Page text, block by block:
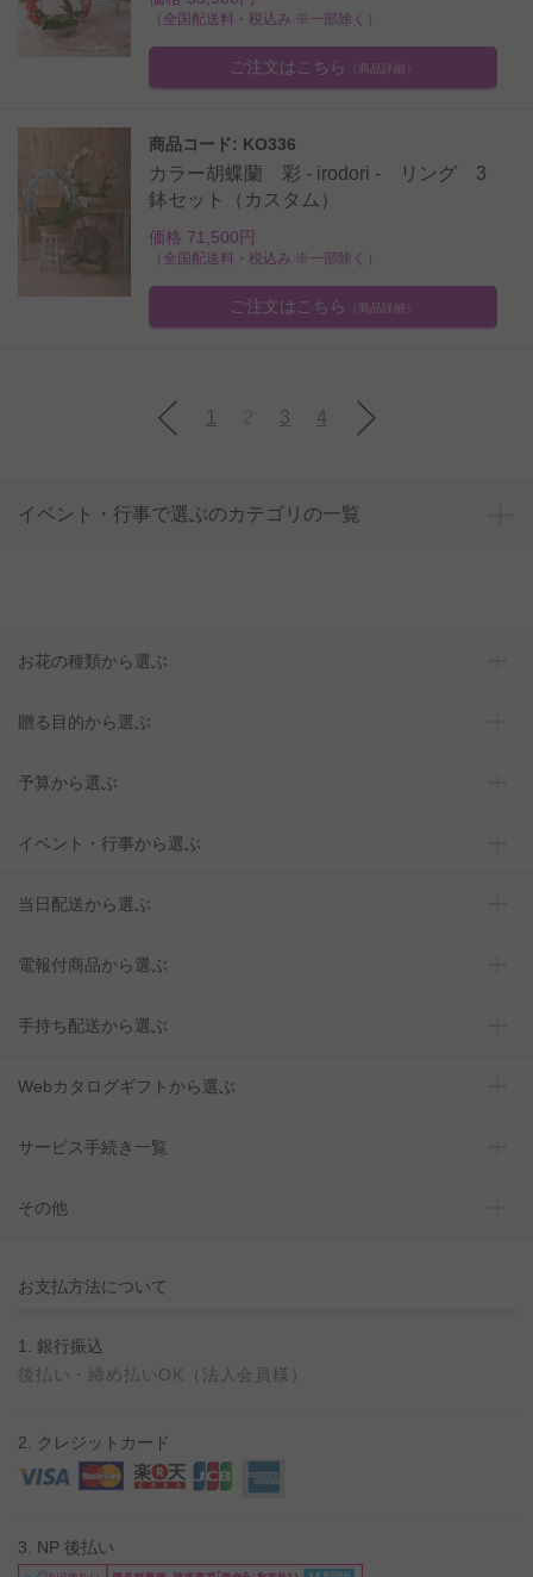
（全国配送料・税込み ※一部除く）
ご注文はこちら （商品詳細）
商品コード: KO336
カラー胡蝶蘭 彩 - irodori - リング 3
鉢セット（カスタム）
価格 71,500円
（全国配送料・税込み ※一部除く）
ご注文はこちら （商品詳細）
1 3 4
イベント・行事で選ぶのカテゴリの一覧
お花の種類から選ぶ
贈る目的から選ぶ
予算から選ぶ
イベント・行事から選ぶ
当日配送から選ぶ
電報付商品から選ぶ
手持ち配送から選ぶ
Webカタログギフトから選ぶ
サービス手続き一覧
その他
お支払方法について
1. 銀行振込
後払い・締め払いOK（法人会員様）
2. クレジットカード
3. NP 後払い